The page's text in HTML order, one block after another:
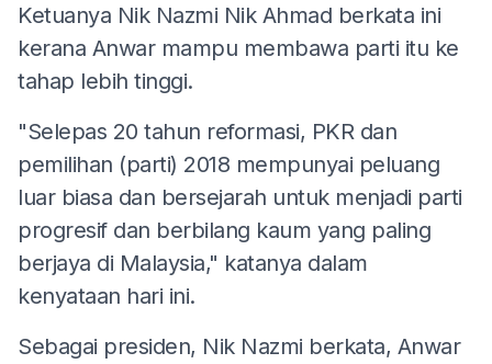
Ketuanya Nik Nazmi Nik Ahmad berkata ini
kerana Anwar mampu membawa parti itu ke
tahap lebih tinggi.
"Selepas 20 tahun reformasi, PKR dan
pemilihan (parti) 2018 mempunyai peluang
luar biasa dan bersejarah untuk menjadi parti
progresif dan berbilang kaum yang paling
berjaya di Malaysia," katanya dalam
kenyataan hari ini.
Sebagai presiden, Nik Nazmi berkata, Anwar